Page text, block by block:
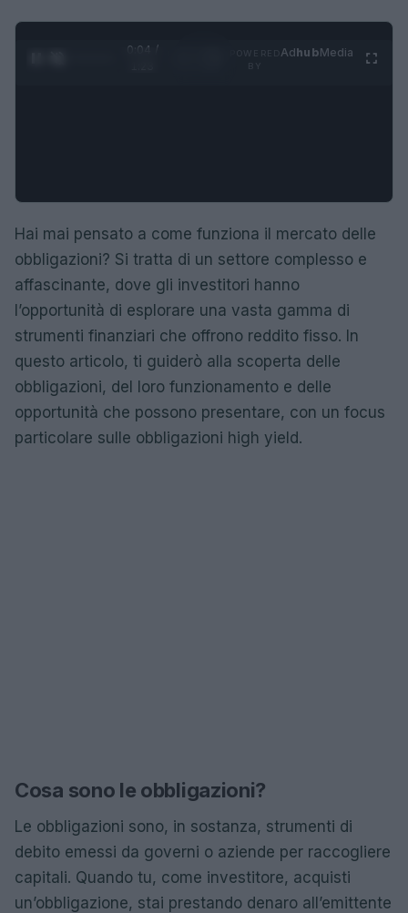
0:05 /
AdhubMedia
Hai mai pensato a come funziona il mercato delle
obbligazioni? Si tratta di un settore complesso e
affascinante, dove gli investitori hanno
l’opportunità di esplorare una vasta gamma di
strumenti finanziari che offrono reddito fisso. In
questo articolo, ti guiderò alla scoperta delle
obbligazioni, del loro funzionamento e delle
opportunità che possono presentare, con un focus
particolare sulle obbligazioni high yield.
Cosa sono le obbligazioni?
Le obbligazioni sono, in sostanza, strumenti di
debito emessi da governi o aziende per raccogliere
capitali. Quando tu, come investitore, acquisti
un’obbligazione, stai prestando denaro all’emittente